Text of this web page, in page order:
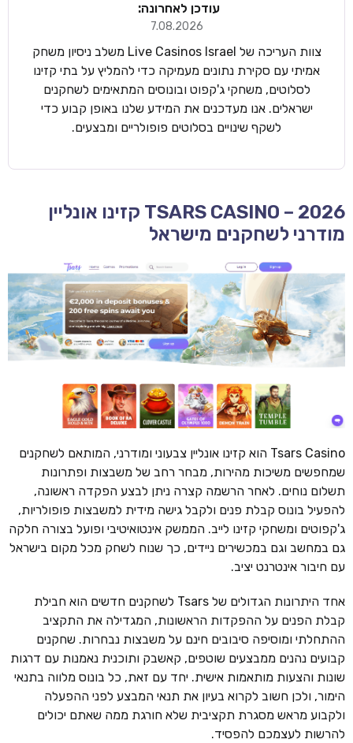
עודכן לאחרונה:
7.08.2026
צוות העריכה של Live Casinos Israel משלב ניסיון משחק
אמיתי עם סקירת נתונים מעמיקה כדי להמליץ על בתי קזינו
לסלוטים, משחקי ג'קפוט ובונוסים המתאימים לשחקנים
ישראלים. אנו מעדכנים את המידע שלנו באופן קבוע כדי
לשקף שינויים בסלוטים פופולריים ומבצעים.
TSARS CASINO – 2026 קזינו אונליין
מודרני לשחקנים מישראל
Tsars Casino הוא קזינו אונליין צבעוני ומודרני, המותאם לשחקנים
שמחפשים משיכות מהירות, מבחר רחב של משבצות ופתרונות
תשלום נוחים. לאחר הרשמה קצרה ניתן לבצע הפקדה ראשונה,
להפעיל בונוס קבלת פנים ולקבל גישה מידית למשבצות פופולריות,
ג'קפוטים ומשחקי קזינו לייב. הממשק אינטואיטיבי ופועל בצורה חלקה
גם במחשב וגם במכשירים ניידים, כך שנוח לשחק מכל מקום בישראל
עם חיבור אינטרנט יציב.
אחד היתרונות הגדולים של Tsars לשחקנים חדשים הוא חבילת
קבלת הפנים על ההפקדות הראשונות, המגדילה את התקציב
ההתחלתי ומוסיפה סיבובים חינם על משבצות נבחרות. שחקנים
קבועים נהנים ממבצעים שוטפים, קאשבק ותוכנית נאמנות עם דרגות
שונות והצעות מותאמות אישית. יחד עם זאת, כל בונוס מלווה בתנאי
הימור, ולכן חשוב לקרוא בעיון את תנאי המבצע לפני ההפעלה
ולקבוע מראש מסגרת תקציבית שלא חורגת ממה שאתם יכולים
להרשות לעצמכם להפסיד.